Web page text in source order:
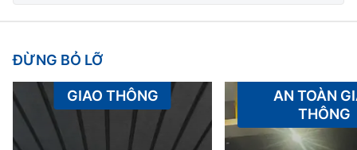
ĐỪNG BỎ LỠ
GIAO THÔNG
AN TOÀN
THÔNG